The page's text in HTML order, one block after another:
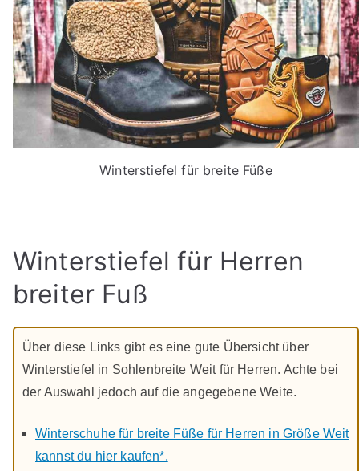
Winterstiefel für breite Füße
Winterstiefel für Herren
breiter Fuß
Über diese Links gibt es eine gute Übersicht über
Winterstiefel in Sohlenbreite Weit für Herren. Achte bei
der Auswahl jedoch auf die angegebene Weite.
Winterschuhe für breite Füße für Herren in Größe Weit
kannst du hier kaufen*.